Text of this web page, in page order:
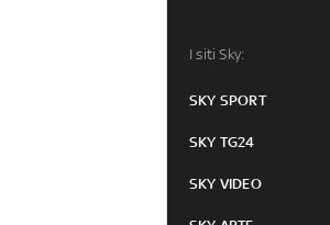
I siti Sky:
SKY SPORT
SKY TG24
SKY VIDEO